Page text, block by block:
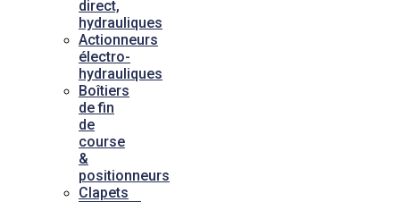
direct,
hydrauliques
Actionneurs
électro-
hydrauliques
Boîtiers
de fin
de
course
&
positionneurs
Clapets